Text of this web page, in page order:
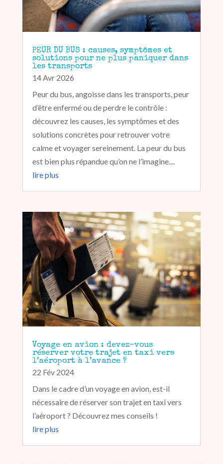
PEUR DU BUS : causes, symptômes et
solutions pour ne plus paniquer dans
les transports
14 Avr 2026
Peur du bus, angoisse dans les transports, peur
d’être enfermé ou de perdre le contrôle :
découvrez les causes, les symptômes et des
solutions concrètes pour retrouver votre
calme et voyager sereinement. La peur du bus
est bien plus répandue qu’on ne l’imagine....
lire plus
Voyage en avion : devez-vous
réserver votre trajet en taxi vers
l’aéroport à l’avance ?
22 Fév 2024
Dans le cadre d’un voyage en avion, est-il
nécessaire de réserver son trajet en taxi vers
l’aéroport ? Découvrez mes conseils !
lire plus